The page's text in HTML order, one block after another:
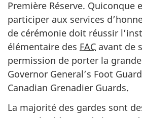
Première Réserve. Quiconque
participer aux services
de cérémonie doit réussir
élémentaire des FAC avant de
permission de porter la
Governor General’s Foot
Canadian Grenadier Guards.
La majorité des gardes sont